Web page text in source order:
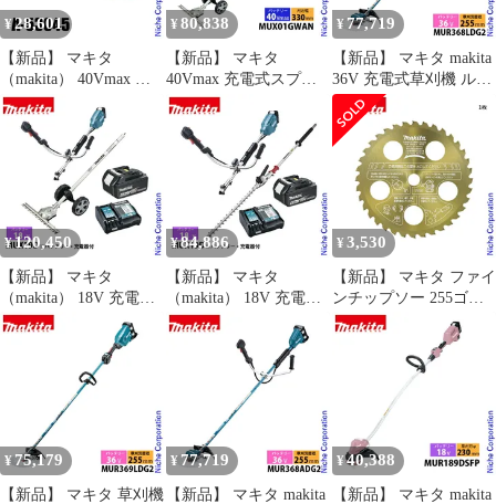
¥28,601
【新品】 マキタ
（makita） 40Vmax 充
電式管理機用 スパイラ
ルロータ A-53045 耕運
機用 耕うん機用 耕耘機
¥ 80,838
【新品】 マキタ
40Vmax 充電式スプリ
ット グラウンドトリマ
バッテリー・充電器付
き makita MUX01GWAN
草刈機 草刈り機 電動
¥ 77,719
【新品】 マキタ makita
36V 充電式草刈機 ルー
プハンドル
MUR368LDG2 バッテリ
ー・充電器付き 純正品
電動 草刈機 草刈り機
刈払機 バッテリー式
¥120,450
【新品】 マキタ
（makita） 18V 充電式
スプリットUハンドル
グラウンドトリマ バッ
テリー ・充電器付き 草
刈機 刈払機 刈払い機
充電式 バッテリー式
¥84,886
【新品】 マキタ
（makita） 18V 充電式
スプリットUハンドル
ヘッジトリマ バッテリ
ー ・充電器付き 草刈機
刈払機 刈払い機 充電式
バッテリー式 500mm
¥ 3,530
【新品】 マキタ ファイ
ンチップソー 255ゴー
ルド (NSET-202502E)
¥75,179
【新品】 マキタ 草刈機
¥ 77,719
【新品】 マキタ makita
¥40,388
【新品】 マキタ makita